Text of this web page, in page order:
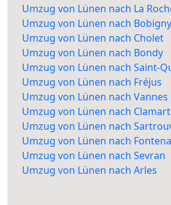
Umzug von Lünen nach La
Umzug von Lünen nach Bobigny
Umzug von Lünen nach Cholet
Umzug von Lünen nach Bondy
Umzug von Lünen nach Saint-
Umzug von Lünen nach Fréjus
Umzug von Lünen nach Vannes
Umzug von Lünen nach Clamart
Umzug von Lünen nach
Umzug von Lünen nach
Umzug von Lünen nach Sevran
Umzug von Lünen nach Arles